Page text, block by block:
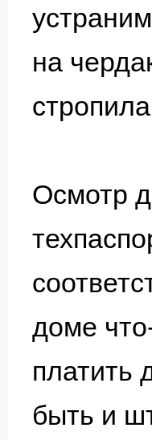
на
Осмотр
доме
платить
быть и